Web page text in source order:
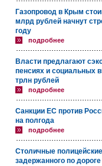
Газопровод в Крым
млрд рублей начнут
году
подробнее
Власти предлагают
пенсиях и социальных
трлн рублей
подробнее
Санкции ЕС против
на полгода
подробнее
Столичные
задержанного по